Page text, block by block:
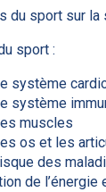
du sport sur la
sport :
système
système
muscles
os et les
des
de l’énergie